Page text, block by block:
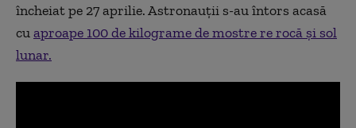
încheiat pe 27 aprilie. Astronauții s-au întors acasă
cuaproape 100 de kilograme de mostre re rocă și sol
lunar.